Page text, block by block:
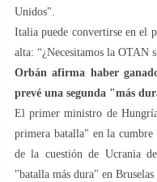
Unidos".
Italia puede convertirse en el
alta: “¿Necesitamos la OTAN
Orbán afirma haber
prevé una segunda "más
El primer ministro de
primera batalla" en la
de la cuestión de Ucrania
"batalla más dura" en